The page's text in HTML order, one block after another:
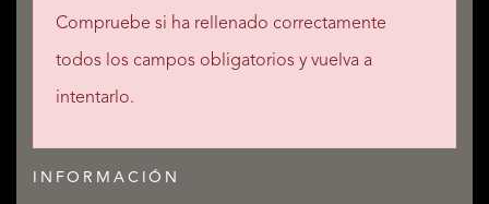
Compruebe si ha rellenado correctamente
todos los campos obligatorios y vuelva a
intentarlo.
INFORMACIÓN